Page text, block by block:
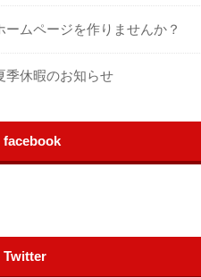
ームページを作りませんか？
季休暇のお知らせ
facebook
Twitter